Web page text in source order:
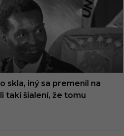
skla, iný sa premenil na
takí šialení, že tomu